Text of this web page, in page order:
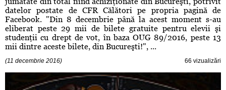
datelor postate de CFR Călători pe propria pagină de
Facebook. "Din 8 decembrie până la acest moment s-au
eliberat peste 29 mii de bilete gratuite pentru elevii şi
studenţii cu drept de vot, în baza OUG 89/2016, peste 13
mii dintre aceste bilete, din Bucureşti!", ...
(11 decembrie 2016) 66 vizualizări